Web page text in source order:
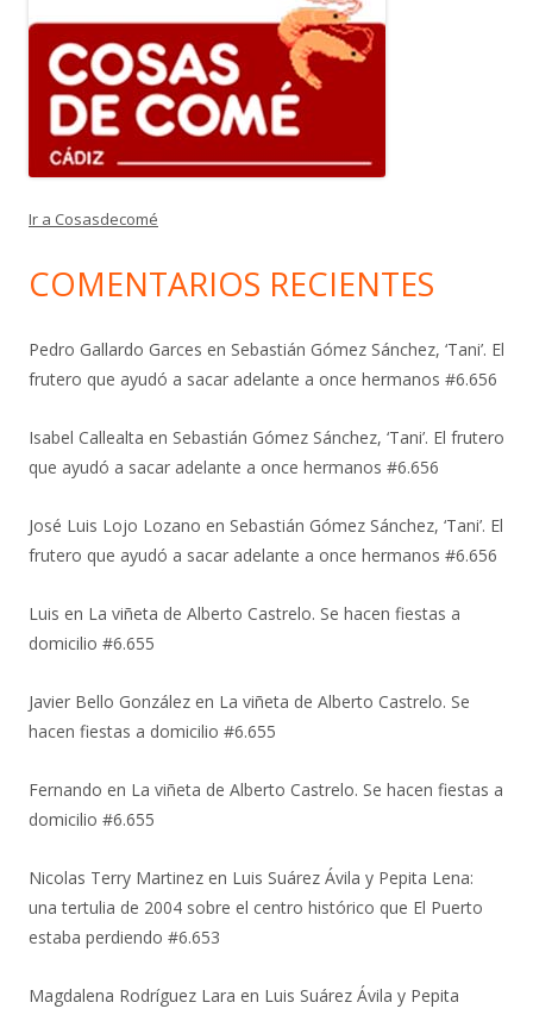
Ir a Cosasdecomé
COMENTARIOS RECIENTES
Pedro Gallardo Garces en Sebastián Gómez Sánchez, ‘Tani’. El
frutero que ayudó a sacar adelante a once hermanos #6.656
Isabel Callealta en Sebastián Gómez Sánchez, ‘Tani’. El frutero
que ayudó a sacar adelante a once hermanos #6.656
José Luis Lojo Lozano en Sebastián Gómez Sánchez, ‘Tani’. El
frutero que ayudó a sacar adelante a once hermanos #6.656
Luis en La viñeta de Alberto Castrelo. Se hacen fiestas a
domicilio #6.655
Javier Bello González en La viñeta de Alberto Castrelo. Se
hacen fiestas a domicilio #6.655
Fernando en La viñeta de Alberto Castrelo. Se hacen fiestas a
domicilio #6.655
Nicolas Terry Martinez en Luis Suárez Ávila y Pepita Lena:
una tertulia de 2004 sobre el centro histórico que El Puerto
estaba perdiendo #6.653
Magdalena Rodríguez Lara en Luis Suárez Ávila y Pepita